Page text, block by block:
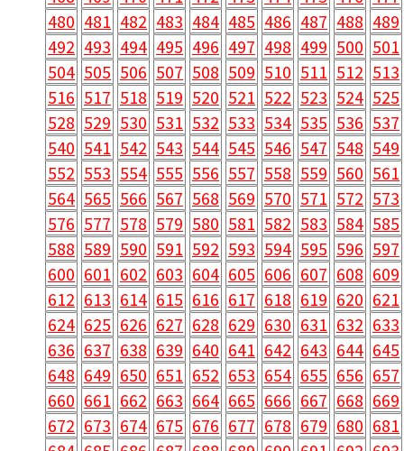
480 481 482 483 484 485 486 487 488 489
492 493 494 495 496 497 498 499 500 501
504 505 506 507 508 509 510 511 512 513
516 517 518 519 520 521 522 523 524 525
528 529 530 531 532 533 534 535 536 537
540 541 542 543 544 545 546 547 548 549
552 553 554 555 556 557 558 559 560 561
564 565 566 567 568 569 570 571 572 573
576 577 578 579 580 581 582 583 584 585
588 589 590 591 592 593 594 595 596 597
600 601 602 603 604 605 606 607 608 609
612 613 614 615 616 617 618 619 620 621
624 625 626 627 628 629 630 631 632 633
636 637 638 639 640 641 642 643 644 645
648 649 650 651 652 653 654 655 656 657
660 661 662 663 664 665 666 667 668 669
672 673 674 675 676 677 678 679 680 681